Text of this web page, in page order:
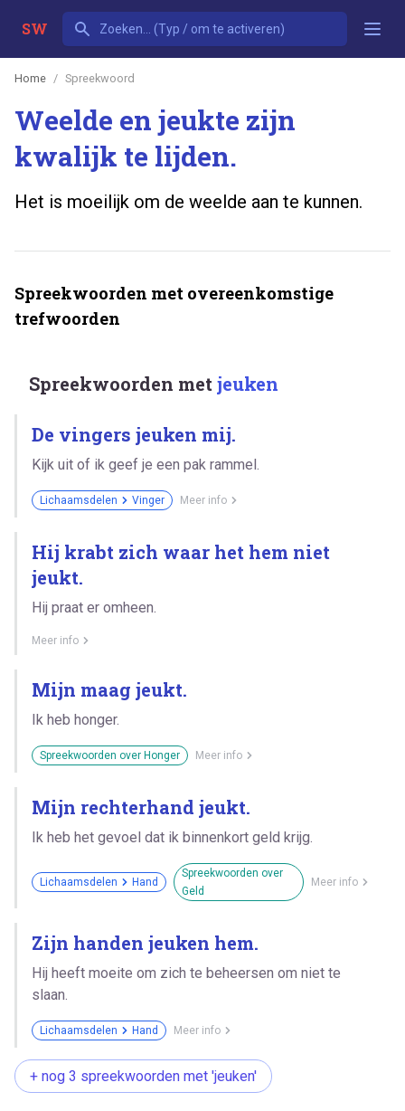
SW
Home Spreekwoord
Weelde en jeukte zijn
kwalijk te lijden.
Het is moeilijk om de weelde aan te kunnen.
Spreekwoorden met overeenkomstige
trefwoorden
Spreekwoorden met jeuken
De vingers jeuken mij.
Kijk uit of ik geef je een pak rammel.
Lichaamsdelen Vinger Meer info
Hij krabt zich waar het hem niet
jeukt.
Hij praat er omheen.
Meer info
Mijn maag jeukt.
Ik heb honger.
Spreekwoorden over Honger Meer info
Mijn rechterhand jeukt.
Ik heb het gevoel dat ik binnenkort geld krijg.
Lichaamsdelen Hand
Spreekwoorden over
Geld
Meer info
Zijn handen jeuken hem.
Hij heeft moeite om zich te beheersen om niet te
slaan.
Lichaamsdelen Hand Meer info
+ nog 3 spreekwoorden met 'jeuken'